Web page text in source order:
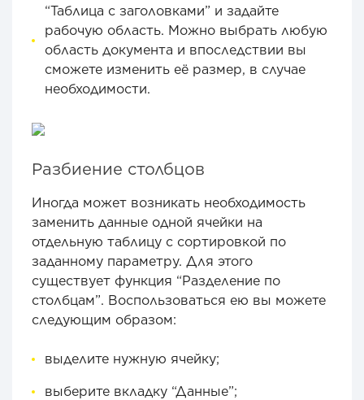
“Таблица с заголовками” и задайте
рабочую область. Можно выбрать любую
область документа и впоследствии вы
сможете изменить её размер, в случае
необходимости.
Разбиение столбцов
Иногда может возникать необходимость
заменить данные одной ячейки на
отдельную таблицу с сортировкой по
заданному параметру. Для этого
существует функция “Разделение по
столбцам”. Воспользоваться ею вы можете
следующим образом:
выделите нужную ячейку;
выберите вкладку “Данные”;